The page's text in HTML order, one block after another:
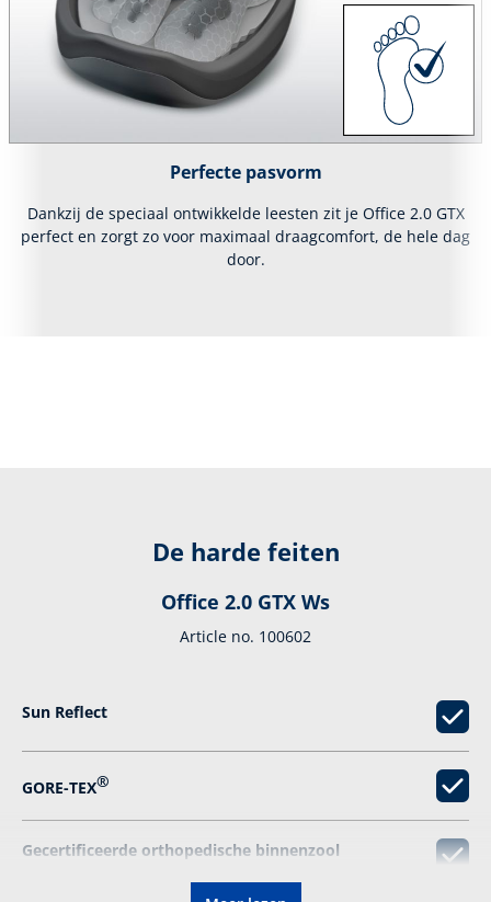
Perfecte pasvorm
Dankzij de speciaal ontwikkelde leesten zit je Office 2.0 GTX
perfect en zorgt zo voor maximaal draagcomfort, de hele dag
door.
De harde feiten
Office 2.0 GTX Ws
Article no. 100602
Sun Reflect
GORE-TEX®
Gecertificeerde orthopedische binnenzool